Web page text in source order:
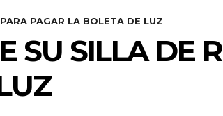
PAGAR LA BOLETA DE LUZ
SU SILLA DE